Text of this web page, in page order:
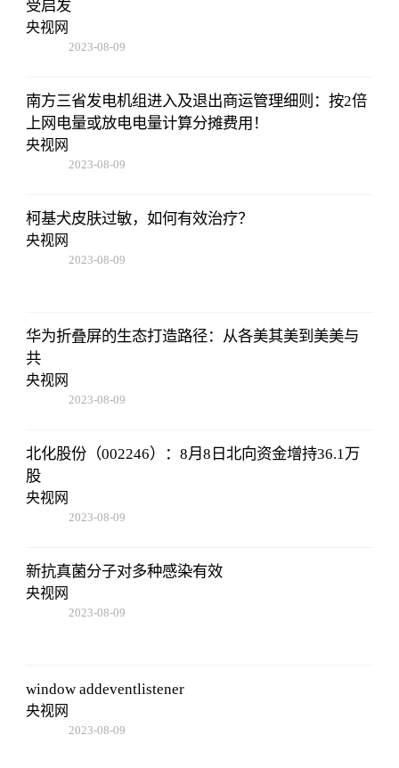
受启发
央视网
2023-08-09
南方三省发电机组进入及退出商运管理细则：按2倍
上网电量或放电电量计算分摊费用！
央视网
2023-08-09
柯基犬皮肤过敏，如何有效治疗？
央视网
2023-08-09
华为折叠屏的生态打造路径：从各美其美到美美与
共
央视网
2023-08-09
北化股份（002246）：8月8日北向资金增持36.1万
股
央视网
2023-08-09
新抗真菌分子对多种感染有效
央视网
2023-08-09
window addeventlistener
央视网
2023-08-09